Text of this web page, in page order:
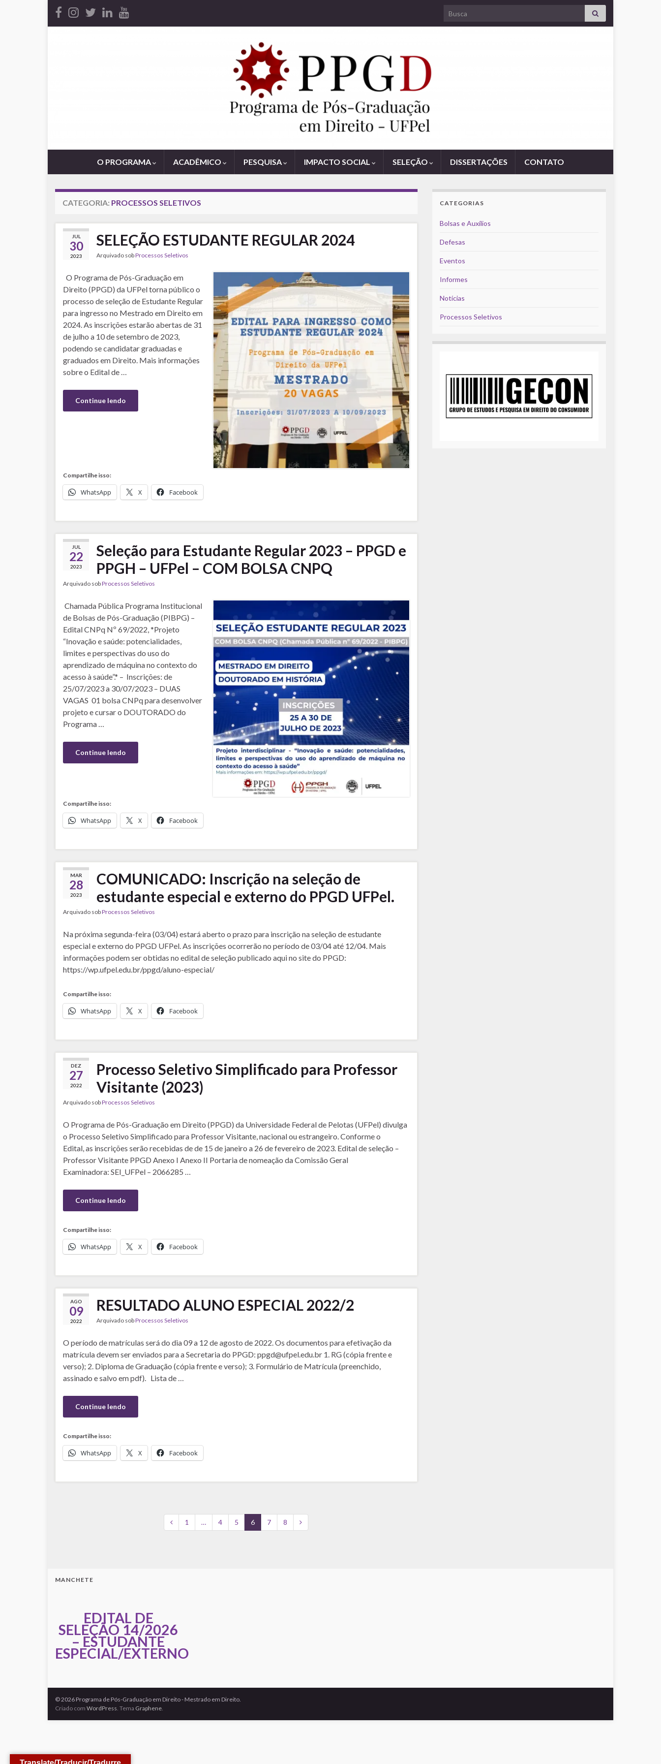
Search for:
O PROGRAMA ACADÊMICO PESQUISA IMPACTO SOCIAL SELEÇÃO DISSERTAÇÕES CONTATO
CATEGORIA: PROCESSOS SELETIVOS
JUL
30
2023
SELEÇÃO ESTUDANTE REGULAR 2024
Arquivado sobProcessos Seletivos
O Programa de Pós-Graduação em
Direito (PPGD) da UFPel torna público o
processo de seleção de Estudante Regular
para ingresso no Mestrado em Direito em
2024. As inscrições estarão abertas de 31
de julho a 10 de setembro de 2023,
podendo se candidatar graduadas e
graduados em Direito. Mais informações
sobre o Edital de …
Continue lendo
Compartilhe isso:
WhatsApp X Facebook
JUL
22
2023
Seleção para Estudante Regular 2023 – PPGD e
PPGH – UFPel – COM BOLSA CNPQ
Arquivado sobProcessos Seletivos
Chamada Pública Programa Institucional
de Bolsas de Pós-Graduação (PIBPG) –
Edital CNPq Nº 69/2022, *Projeto
“Inovação e saúde: potencialidades,
limites e perspectivas do uso do
aprendizado de máquina no contexto do
acesso à saúde”.* – Inscrições: de
25/07/2023 a 30/07/2023 – DUAS
VAGAS 01 bolsa CNPq para desenvolver
projeto e cursar o DOUTORADO do
Programa …
Continue lendo
Compartilhe isso:
WhatsApp X Facebook
MAR
28
2023
COMUNICADO: Inscrição na seleção de
estudante especial e externo do PPGD UFPel.
Arquivado sobProcessos Seletivos
Na próxima segunda-feira (03/04) estará aberto o prazo para inscrição na seleção de estudante
especial e externo do PPGD UFPel. As inscrições ocorrerão no período de 03/04 até 12/04. Mais
informações podem ser obtidas no edital de seleção publicado aqui no site do PPGD:
https://wp.ufpel.edu.br/ppgd/aluno-especial/
Compartilhe isso:
WhatsApp X Facebook
DEZ
27
2022
Processo Seletivo Simplificado para Professor
Visitante (2023)
Arquivado sobProcessos Seletivos
O Programa de Pós-Graduação em Direito (PPGD) da Universidade Federal de Pelotas (UFPel) divulga
o Processo Seletivo Simplificado para Professor Visitante, nacional ou estrangeiro. Conforme o
Edital, as inscrições serão recebidas de de 15 de janeiro a 26 de fevereiro de 2023. Edital de seleção –
Professor Visitante PPGD Anexo I Anexo II Portaria de nomeação da Comissão Geral
Examinadora: SEI_UFPel – 2066285 …
Continue lendo
Compartilhe isso:
WhatsApp X Facebook
AGO
09
2022
RESULTADO ALUNO ESPECIAL 2022/2
Arquivado sobProcessos Seletivos
O período de matrículas será do dia 09 a 12 de agosto de 2022. Os documentos para efetivação da
matrícula devem ser enviados para a Secretaria do PPGD: ppgd@ufpel.edu.br 1. RG (cópia frente e
verso); 2. Diploma de Graduação (cópia frente e verso); 3. Formulário de Matrícula (preenchido,
assinado e salvo em pdf). Lista de …
Continue lendo
Compartilhe isso:
WhatsApp X Facebook
1 … 4 5 6 7 8
CATEGORIAS
Bolsas e Auxílios
Defesas
Eventos
Informes
Notícias
Processos Seletivos
MANCHETE
EDITAL DE
SELEÇÃO 14/2026
– ESTUDANTE
ESPECIAL/EXTERNO
© 2026 Programa de Pós-Graduação em Direito - Mestrado em Direito.
Criado com WordPress. Tema Graphene.